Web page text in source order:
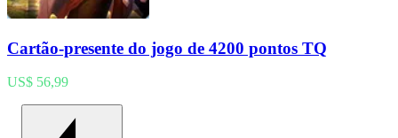
Cartão-presente do jogo de 4200 pontos TQ
US$ 56,99